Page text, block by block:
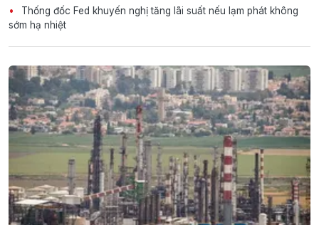
Thống đốc Fed khuyến nghị tăng lãi suất nếu lạm phát không
sớm hạ nhiệt